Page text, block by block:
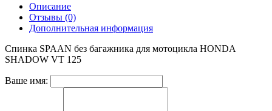
Описание
Отзывы (0)
Дополнительная информация
Спинка SPAAN без багажника для мотоцикла HONDA
SHADOW VT 125
Ваше имя: